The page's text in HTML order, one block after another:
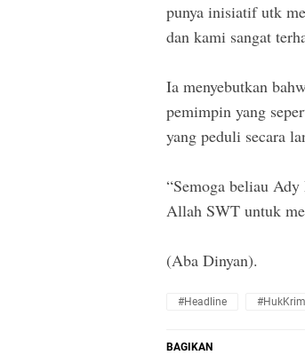
punya inisiatif utk
dan kami sangat
Ia menyebutkan
pemimpin yang
yang peduli secara
“Semoga beliau
Allah SWT untuk
(Aba Dinyan).
#Headline #HukKrim
BAGIKAN